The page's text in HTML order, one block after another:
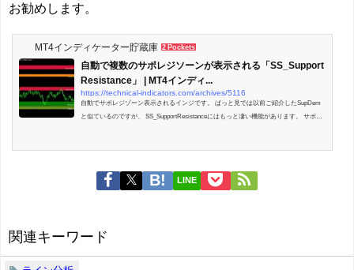
お勧めします。
MT4インディケーター貯蔵庫 2 Pockets
自動で複数のサポレジソーンが表示される「SS_Support
Resistance」 | MT4インディ...
https://technical-indicators.com/archives/5116
自動でサポレジゾーン表示されるインジです。 ぱっと見では以前ご紹介したSupDem
と似ているのですが、 SS_SupportResistanceにはもっと凄い機能があります。 サポレ
LINE
関連キーワード